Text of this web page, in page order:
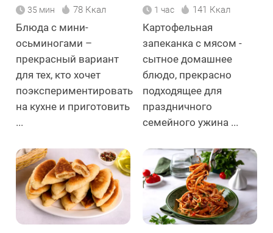
35 мин 78 Ккал
Блюда с мини-
осьминогами –
прекрасный вариант
для тех, кто хочет
поэкспериментировать
на кухне и приготовить
...
1 час 141 Ккал
Картофельная
запеканка с мясом -
сытное домашнее
блюдо, прекрасно
подходящее для
праздничного
семейного ужина ...